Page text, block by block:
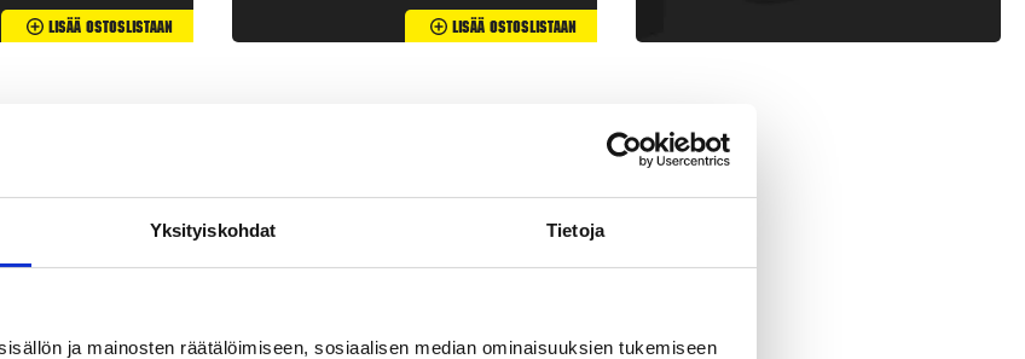
Yksityiskohdat Tietoja
ja mainosten räätälöimiseen, sosiaalisen median ominaisuuksien tukemiseen
Lisää Ostoslistaan Lisää Ostoslistaan